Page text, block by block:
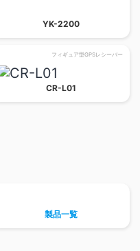
YK-2200
CR-L01
フィギュア型GPSレシーバー
製品一覧